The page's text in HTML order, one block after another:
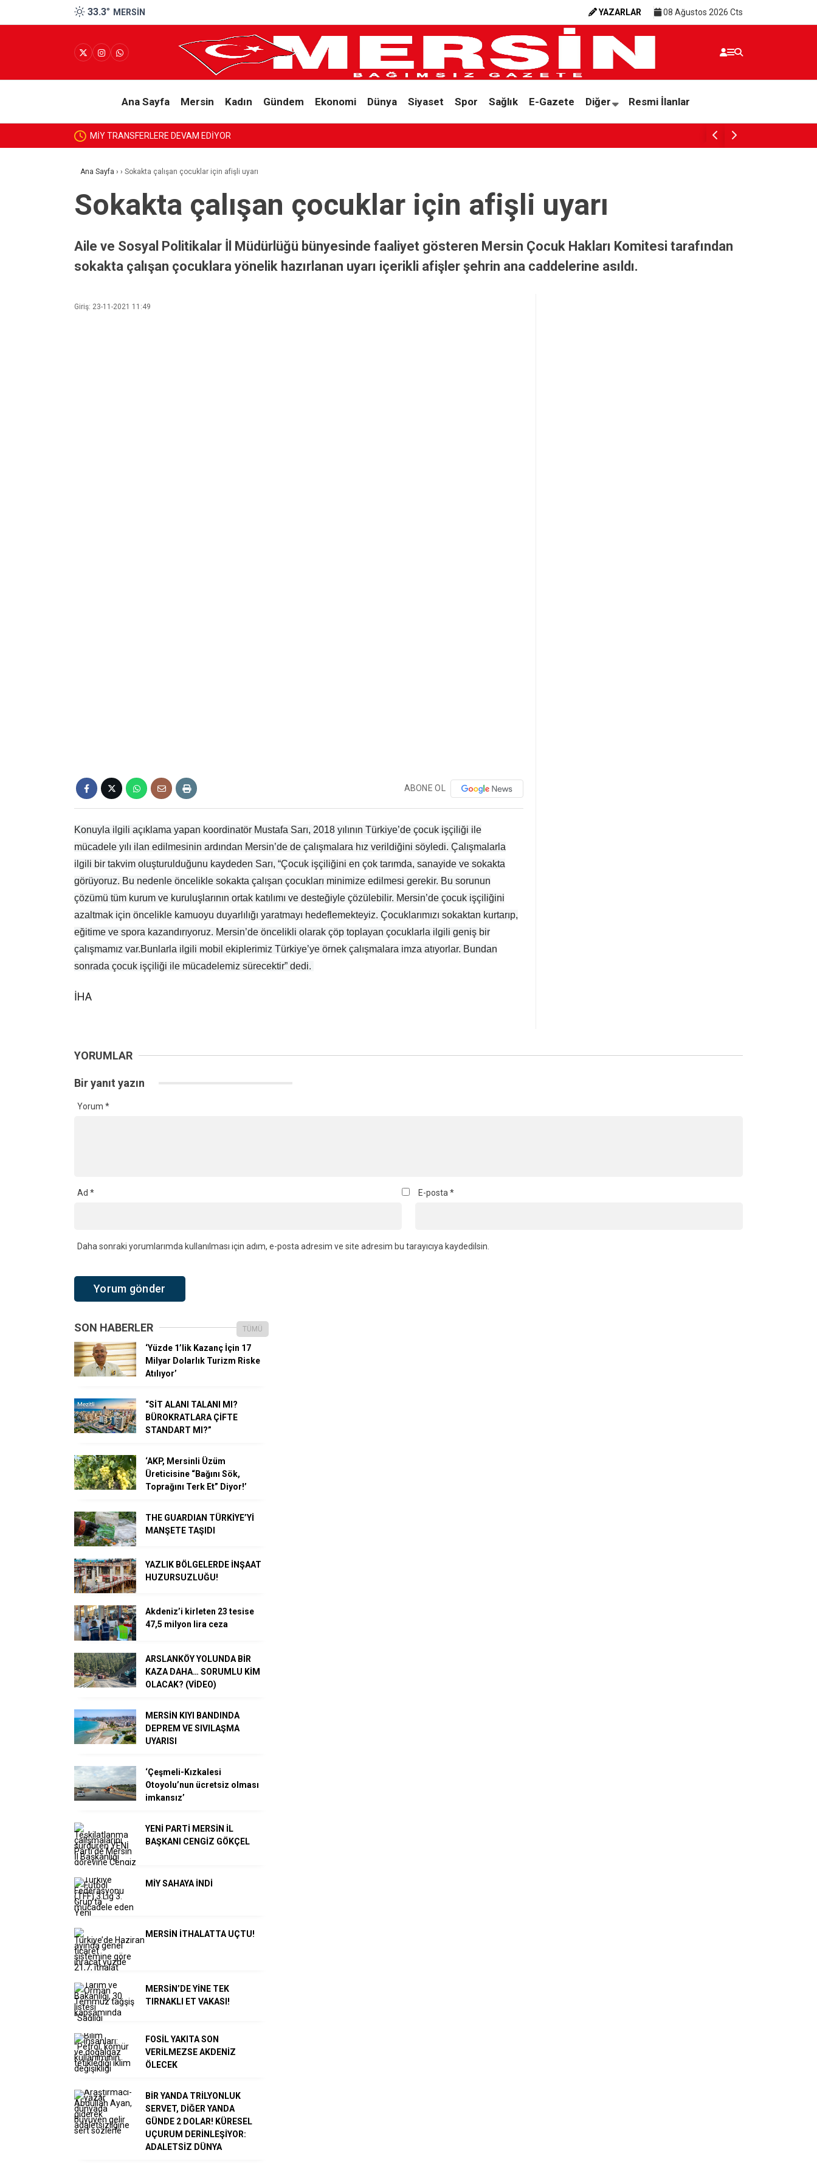
33.3° MERSIN YAZARLAR 08 Ağustos 2026 Cts
Ana Sayfa Mersin Kadın Gündem Ekonomi Dünya Siyaset Spor Sağlık E-Gazete Diğer Resmi İlanlar
‘Yüzde 1’lik Kazanç İçin 17 Milyar Dolarlık Turizm Riske Atılıyor’
Ana Sayfa › › Sokakta çalışan çocuklar için afişli uyarı
Sokakta çalışan çocuklar için afişli uyarı
Aile ve Sosyal Politikalar İl Müdürlüğü bünyesinde faaliyet gösteren Mersin Çocuk Hakları Komitesi tarafından
sokakta çalışan çocuklara yönelik hazırlanan uyarı içerikli afişler şehrin ana caddelerine asıldı.
Giriş: 23-11-2021 11:49
ABONE OL
Konuyla ilgili açıklama yapan koordinatör Mustafa Sarı, 2018 yılının Türkiye’de çocuk işçiliği ile
mücadele yılı ilan edilmesinin ardından Mersin’de de çalışmalara hız verildiğini söyledi. Çalışmalarla
ilgili bir takvim oluşturulduğunu kaydeden Sarı, “Çocuk işçiliğini en çok tarımda, sanayide ve sokakta
görüyoruz. Bu nedenle öncelikle sokakta çalışan çocukları minimize edilmesi gerekir. Bu sorunun
çözümü tüm kurum ve kuruluşlarının ortak katılımı ve desteğiyle çözülebilir. Mersin’de çocuk işçiliğini
azaltmak için öncelikle kamuoyu duyarlılığı yaratmayı hedeflemekteyiz. Çocuklarımızı sokaktan kurtarıp,
eğitime ve spora kazandırıyoruz. Mersin’de öncelikli olarak çöp toplayan çocuklarla ilgili geniş bir
çalışmamız var.Bunlarla ilgili mobil ekiplerimiz Türkiye’ye örnek çalışmalara imza atıyorlar. Bundan
sonrada çocuk işçiliği ile mücadelemiz sürecektir” dedi.
İHA
YORUMLAR
Bir yanıt yazın
Yorum *
Ad * E-posta*
Daha sonraki yorumlarımda kullanılması için adım, e-posta adresim ve site adresim bu tarayıcıya kaydedilsin.
SON HABERLER TÜMÜ
‘Yüzde 1’lik Kazanç İçin 17
Milyar Dolarlık Turizm Riske
Atılıyor’
“SİT ALANI TALANI MI?
BÜROKRATLARA ÇİFTE
STANDART MI?”
‘AKP, Mersinli Üzüm
Üreticisine “Bağını Sök,
Toprağını Terk Et” Diyor!’
THE GUARDIAN TÜRKİYE’Yİ
MANŞETE TAŞIDI
YAZLIK BÖLGELERDE İNŞAAT
HUZURSUZLUĞU!
Akdeniz’i kirleten 23 tesise
47,5 milyon lira ceza
ARSLANKÖY YOLUNDA BİR
KAZA DAHA… SORUMLU KİM
OLACAK? (VİDEO)
MERSİN KIYI BANDINDA
DEPREM VE SIVILAŞMA
UYARISI
‘Çeşmeli-Kızkalesi
Otoyolu’nun ücretsiz olması
imkansız’
YENİ PARTİ MERSİN İL
BAŞKANI CENGİZ GÖKÇEL
MİY SAHAYA İNDİ
MERSİN İTHALATTA UÇTU!
MERSİN’DE YİNE TEK
TIRNAKLI ET VAKASI!
FOSİL YAKITA SON
VERİLMEZSE AKDENİZ
ÖLECEK
BİR YANDA TRİLYONLUK
SERVET, DİĞER YANDA
GÜNDE 2 DOLAR! KÜRESEL
UÇURUM DERİNLEŞİYOR:
ADALETSİZ DÜNYA